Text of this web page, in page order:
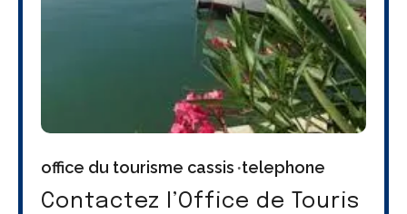
office du tourisme cassis telephone
Contactez l’Office de Touris